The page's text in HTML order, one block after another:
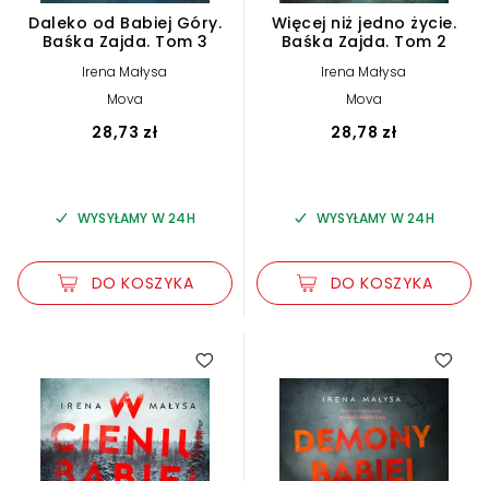
Daleko od Babiej Góry.
Baśka Zajda. Tom 3
Irena Małysa
Mova
28,73 zł
WYSYŁAMY W 24H
DO KOSZYKA
Więcej niż jedno życie.
Baśka Zajda. Tom 2
Irena Małysa
Mova
28,78 zł
WYSYŁAMY W 24H
DO KOSZYKA